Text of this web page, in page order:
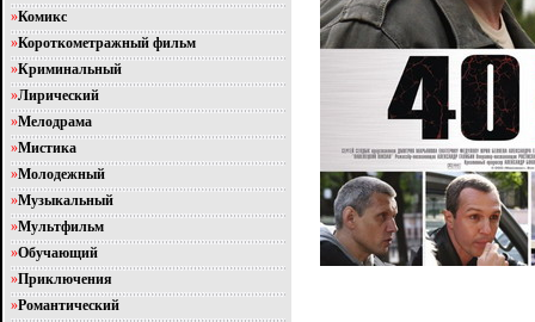
»Комикс
»Короткометражный фильм
»Криминальный
»Лирический
»Мелодрама
»Мистика
»Молодежный
»Музыкальный
»Мультфильм
»Обучающий
»Приключения
»Романтический